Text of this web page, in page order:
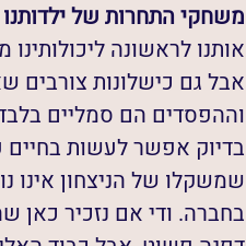
משחקי התחרות של ילדותנו
אותנו לראשונה
אבל גם כישלונות צורבים
וההפסדים הם סמליים
בדיוק אפשר לעשות
שמשקלו של הניצחון אינו
בחברה. ודי אם נזכיר כאן